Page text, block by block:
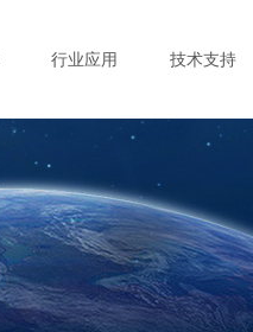
行业应用 技术支持